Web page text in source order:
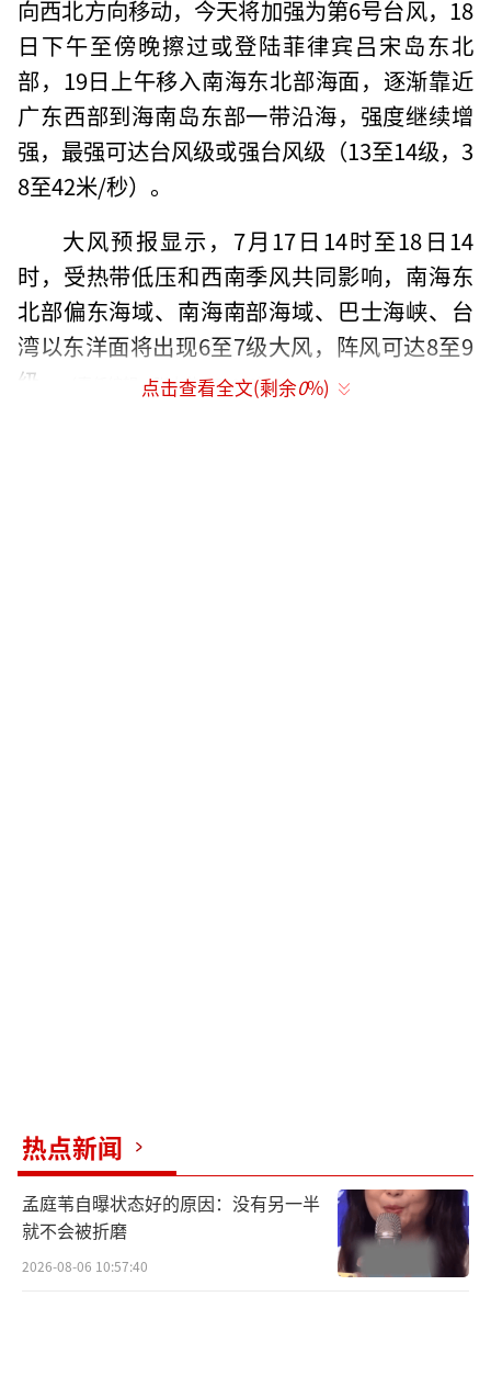
向西北方向移动，今天将加强为第6号台风，18
日下午至傍晚擦过或登陆菲律宾吕宋岛东北
部，19日上午移入南海东北部海面，逐渐靠近
广东西部到海南岛东部一带沿海，强度继续增
强，最强可达台风级或强台风级（13至14级，3
8至42米/秒）。
大风预报显示，7月17日14时至18日14
时，受热带低压和西南季风共同影响，南海东
北部偏东海域、南海南部海域、巴士海峡、台
湾以东洋面将出现6至7级大风，阵风可达8至9
级。
（责任编辑：张小花 TT1000）
点击查看全文(剩余0%)
热点新闻
孟庭苇自曝状态好的原因：没有另一半
就不会被折磨
2026-08-06 10:57:40